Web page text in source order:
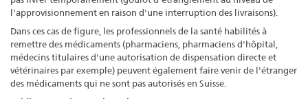
l'approvisionnement en raison d'une interruption des livraisons).
Dans ces cas de figure, les professionnels de la santé habilités à
remettre des médicaments (pharmaciens, pharmaciens d'hôpital,
médecins titulaires d'une autorisation de dispensation directe et
vétérinaires par exemple) peuvent également faire venir de l'étranger
des médicaments qui ne sont pas autorisés en Suisse.